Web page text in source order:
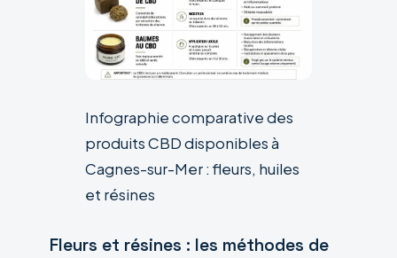
Infographie comparative des
produits CBD disponibles à
Cagnes-sur-Mer : fleurs, huiles
et résines
Fleurs et résines : les méthodes de